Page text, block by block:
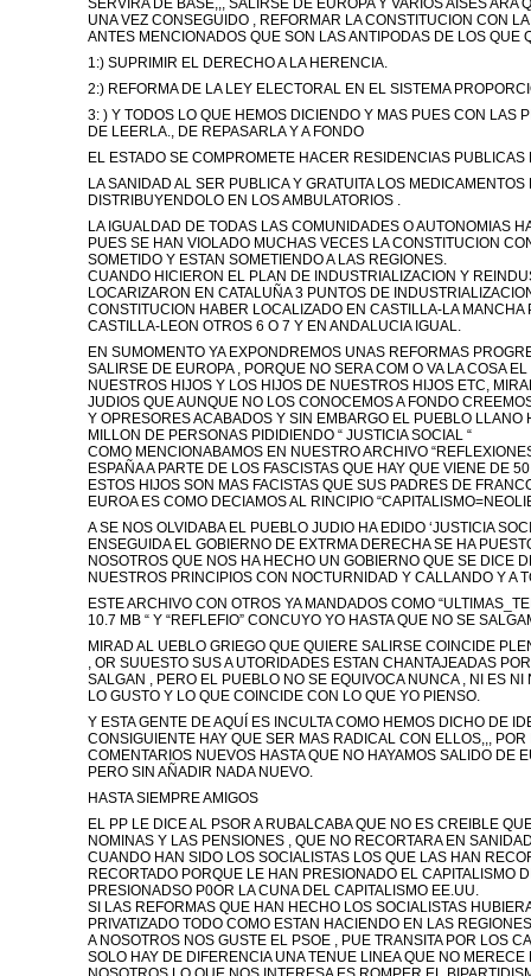
SERVIRA DE BASE,,, SALIRSE DE EUROPA Y VARIOS AISES ARA
UNA VEZ CONSEGUIDO , REFORMAR LA CONSTITUCION CON
ANTES MENCIONADOS QUE SON LAS ANTIPODAS DE LOS QUE
1:) SUPRIMIR EL DERECHO A LA HERENCIA.
2:) REFORMA DE LA LEY ELECTORAL EN EL SISTEMA
3: ) Y TODOS LO QUE HEMOS DICIENDO Y MAS PUES CON LAS
DE LEERLA., DE REPASARLA Y A FONDO
EL ESTADO SE COMPROMETE HACER RESIDENCIAS PUBLICAS
LA SANIDAD AL SER PUBLICA Y GRATUITA LOS
DISTRIBUYENDOLO EN LOS AMBULATORIOS .
LA IGUALDAD DE TODAS LAS COMUNIDADES O AUTONOMIAS
PUES SE HAN VIOLADO MUCHAS VECES LA CONSTITUCION
SOMETIDO Y ESTAN SOMETIENDO A LAS REGIONES.
CUANDO HICIERON EL PLAN DE INDUSTRIALIZACION Y
LOCARIZARON EN CATALUÑA 3 PUNTOS DE
CONSTITUCION HABER LOCALIZADO EN CASTILLA-LA
CASTILLA-LEON OTROS 6 O 7 Y EN ANDALUCIA IGUAL.
EN SUMOMENTO YA EXPONDREMOS UNAS REFORMAS
SALIRSE DE EUROPA , PORQUE NO SERA COM O VA LA COSA
NUESTROS HIJOS Y LOS HIJOS DE NUESTROS HIJOS ETC,
JUDIOS QUE AUNQUE NO LOS CONOCEMOS A FONDO
Y OPRESORES ACABADOS Y SIN EMBARGO EL PUEBLO LLANO
MILLON DE PERSONAS PIDIDIENDO “ JUSTICIA SOCIAL “
COMO MENCIONABAMOS EN NUESTRO ARCHIVO
ESPAÑA A PARTE DE LOS FASCISTAS QUE HAY QUE VIENE DE
ESTOS HIJOS SON MAS FACISTAS QUE SUS PADRES DE
EUROA ES COMO DECIAMOS AL RINCIPIO
A SE NOS OLVIDABA EL PUEBLO JUDIO HA EDIDO ‘JUSTICIA
ENSEGUIDA EL GOBIERNO DE EXTRMA DERECHA SE HA
NOSOTROS QUE NOS HA HECHO UN GOBIERNO QUE SE DICE
NUESTROS PRINCIPIOS CON NOCTURNIDAD Y CALLANDO Y A
ESTE ARCHIVO CON OTROS YA MANDADOS COMO
10.7 MB “ Y “REFLEFIO” CONCUYO YO HASTA QUE NO SE
MIRAD AL UEBLO GRIEGO QUE QUIERE SALIRSE COINCIDE
, OR SUUESTO SUS A UTORIDADES ESTAN CHANTAJEADAS
SALGAN , PERO EL PUEBLO NO SE EQUIVOCA NUNCA , NI ES
LO GUSTO Y LO QUE COINCIDE CON LO QUE YO PIENSO.
Y ESTA GENTE DE AQUÍ ES INCULTA COMO HEMOS DICHO DE
CONSIGUIENTE HAY QUE SER MAS RADICAL CON ELLOS,,,
COMENTARIOS NUEVOS HASTA QUE NO HAYAMOS SALIDO DE
PERO SIN AÑADIR NADA NUEVO.
HASTA SIEMPRE AMIGOS
EL PP LE DICE AL PSOR A RUBALCABA QUE NO ES CREIBLE
NOMINAS Y LAS PENSIONES , QUE NO RECORTARA EN
CUANDO HAN SIDO LOS SOCIALISTAS LOS QUE LAS HAN
RECORTADO PORQUE LE HAN PRESIONADO EL CAPITALISMO
PRESIONADSO P0OR LA CUNA DEL CAPITALISMO EE.UU.
SI LAS REFORMAS QUE HAN HECHO LOS SOCIALISTAS
PRIVATIZADO TODO COMO ESTAN HACIENDO EN LAS
A NOSOTROS NOS GUSTE EL PSOE , PUE TRANSITA POR LOS
SOLO HAY DE DIFERENCIA UNA TENUE LINEA QUE NO MERECE